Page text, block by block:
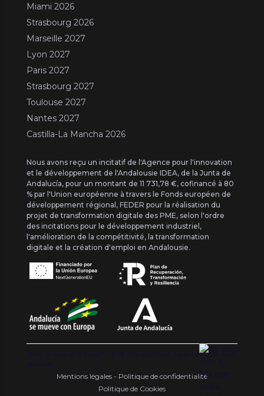
Miami 2026
Strasbourg 2026
Marseille 2027
Lyon 2027
Paris 2027
Strasbourg 2027
Toulouse 2027
Nantes 2027
Castilla-La Mancha 2026
Nous avons reçu un incitatif de l'Agence pour l'innovation
et le développement de l'Andalousie IDEA, de la Junta de
Andalucía, pour un montant de 11 731,78 €, cofinancé à 80
% par l'Union européenne à travers le Fonds européen de
développement régional, FEDER pour la réalisation du
projet de transformation digitale des PME, selon l'ordre
des incitations pour le développement industriel,
l'amélioration de la compétitivité, la transformation
digitale et la création d'emploi en Andalousie.
Droit d'auteur {{ date('Y') }} ® Franquishop. Tous les droits sont
réservés
Mentions légales - Politique de confidentialité
Politique de Cookies